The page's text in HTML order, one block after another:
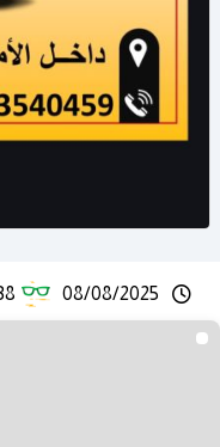
08/08/2025